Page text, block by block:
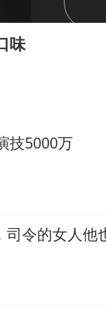
国内客票提前14
：中国军队坚决
试射“战斧”导弹，
味
技5000万
令的女人他